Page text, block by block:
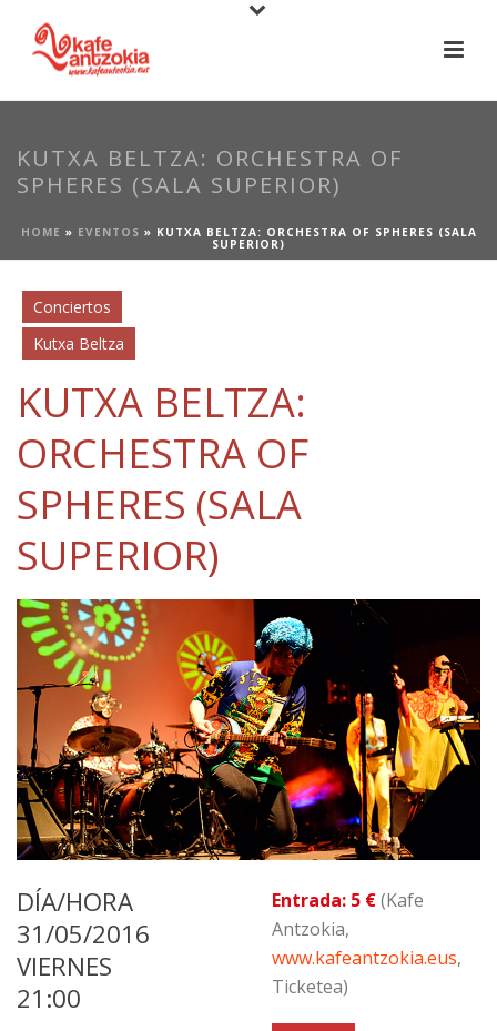
KUTXA BELTZA: ORCHESTRA OF
SPHERES (SALA SUPERIOR)
HOME » EVENTOS » KUTXA BELTZA: ORCHESTRA OF SPHERES (SALA
SUPERIOR)
Conciertos
Kutxa Beltza
KUTXA BELTZA:
ORCHESTRA OF
SPHERES (SALA
SUPERIOR)
DÍA/HORA
31/05/2016
VIERNES
21:00
Entrada: 5 €(Kafe
Antzokia,
www.kafeantzokia.eus,
Ticketea)